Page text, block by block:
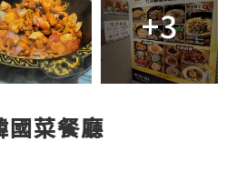
+3
國菜餐廳